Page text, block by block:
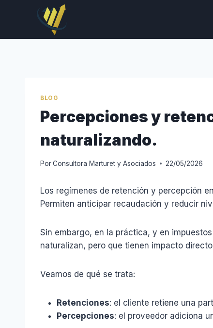
BLOG
Percepciones y
naturalizando.
PorConsultora Marturet y Asociados 22/05/2026
Los regímenes de retención y percepción
Permiten anticipar recaudación y reducir
Sin embargo, en la práctica, y en
naturalizan, pero que tienen impacto
Veamos de qué se trata:
Retenciones: el cliente retiene una
Percepciones: el proveedor adiciona